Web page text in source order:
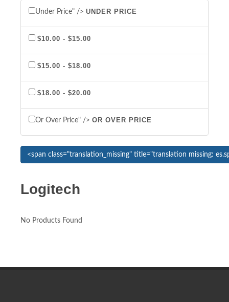
Under Price" /> UNDER PRICE
$10.00 - $15.00
$15.00 - $18.00
$18.00 - $20.00
Or Over Price" /> OR OVER PRICE
Logitech
No Products Found